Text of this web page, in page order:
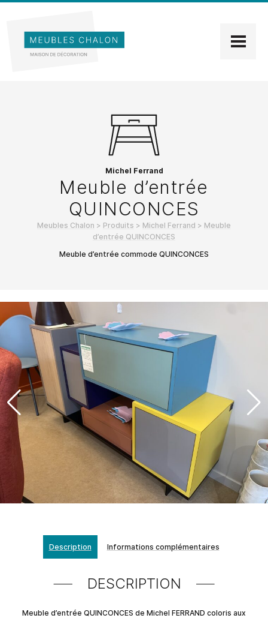
Michel Ferrand
Meuble d’entrée
QUINCONCES
Meubles Chalon > Produits > Michel Ferrand > Meuble
d’entrée QUINCONCES
Meuble d’entrée commode QUINCONCES
Description Informations complémentaires
DESCRIPTION
Meuble d’entrée QUINCONCES de Michel FERRAND coloris aux